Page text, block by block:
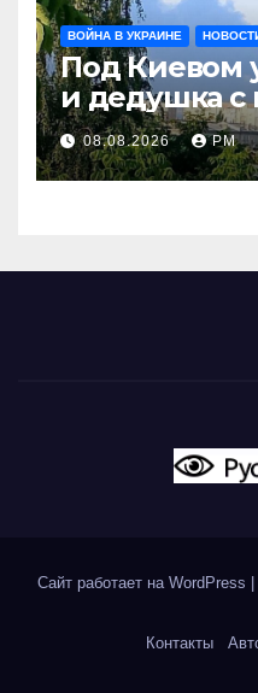
ВОЙНА В УКРАИНЕ
Под Киевом
и дедушка с
Поволжье и
вновь горят
08.08.2026 РМ
Сайт работает на WordPress
Контакты